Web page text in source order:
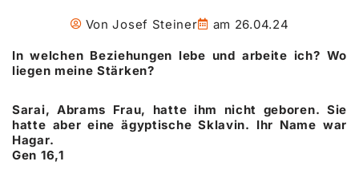
Von Josef Steiner am 26.04.24
In welchen Beziehungen lebe und arbeite ich? Wo
liegen meine Stärken?
Sarai, Abrams Frau, hatte ihm nicht geboren. Sie
hatte aber eine ägyptische Sklavin. Ihr Name war
Hagar.
Gen 16,1